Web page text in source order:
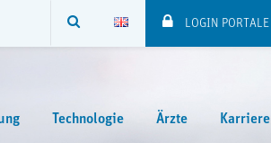
SUCHE LOGIN PORTALE
Technologie Ärzte Karriere